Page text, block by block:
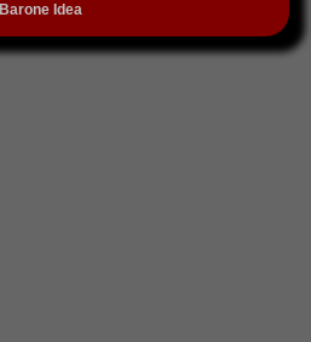
Barone Idea